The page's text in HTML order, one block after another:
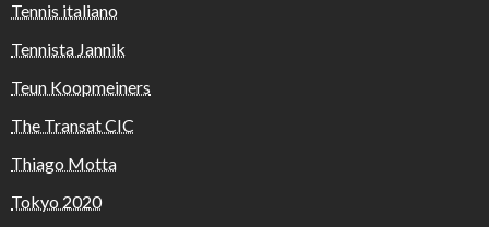
Tennis italiano
Tennista Jannik
Teun Koopmeiners
The Transat CIC
Thiago Motta
Tokyo 2020